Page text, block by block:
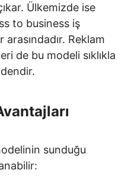
Ülkemizde ise
to business iş
Reklam
de bu modeli sıklıkla
sunduğu